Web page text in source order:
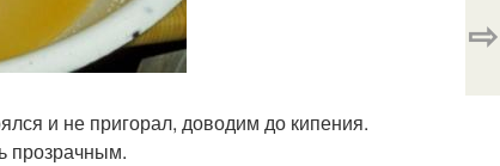
и не пригорал, доводим до кипения.
прозрачным.
⇨